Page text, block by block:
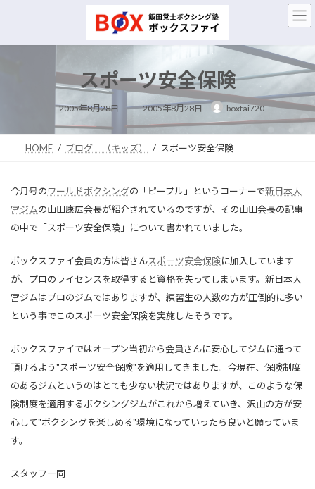
ン
プ
ー
動
スポーツ安全保険
2005年8月28日
終
新
日
:
2005年8月28日 boxfai720
HOME ブログ （キッズ） スポーツ安全保険
今月号のワールドボクシングの「ピープル」というコーナーで新日本大
宮ジムの山田康広会長が紹介されているのですが、その山田会長の記事
の中で「スポーツ安全保険」について書かれていました。
ボックスファイ会員の方は皆さんスポーツ安全保険に加入しています
が、プロのライセンスを取得すると資格を失ってしまいます。新日本大
宮ジムはプロのジムではありますが、練習生の人数の方が圧倒的に多い
という事でこのスポーツ安全保険を実施したそうです。
ボックスファイではオープン当初から会員さんに安心してジムに通って
頂けるよう"スポーツ安全保険"を適用してきました。今現在、保険制度
のあるジムというのはとても少ない状況ではありますが、このような保
険制度を適用するボクシングジムがこれから増えていき、沢山の方が安
心して"ボクシングを楽しめる"環境になっていったら良いと願っていま
す。
スタッフ一同